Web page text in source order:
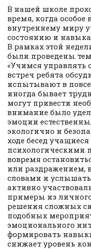
В нашей школе
время, когда особое
внутреннему миру
состоянию и
В рамках этой
были проведены
«Учимся управлять
встреч ребята
испытывают в
иногда бывает
могут привести
внимание было
эмоции
экологично и
ходе бесед
психологическими
вовремя
или раздражением,
словами и услышать
активно
примеры из
решения сложных
подобных
эмоционального
формировать
снижает уровень